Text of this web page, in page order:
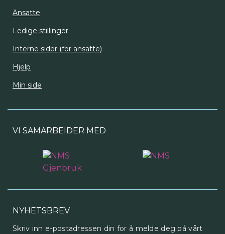
Ansatte
Ledige stillinger
Interne sider (for ansatte)
Hjelp
Min side
VI SAMARBEIDER MED
NYHETSBREV
Skriv inn e-postadressen din for å melde deg på vårt